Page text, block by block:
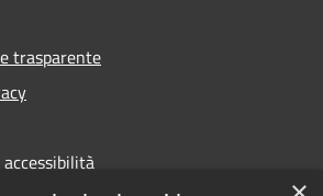
trasparente